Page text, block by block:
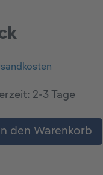
2-3 Tage
den
In den Warenkorb